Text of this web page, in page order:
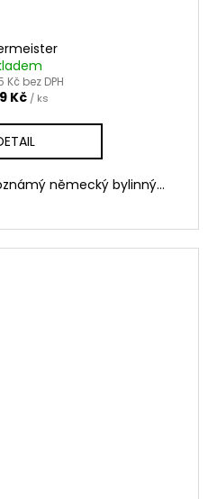
Kč bez DPH
Kč / ks
německý bylinný...